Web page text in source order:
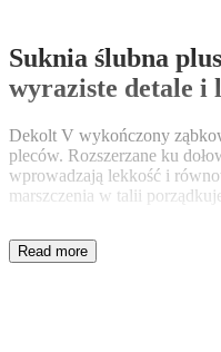
Suknia ślubna
wyraziste detale i
Dekolt V wykończony
pleców. Rozszerzane ku
wprowadzają lekkość i
marszczenia w talii
frędzlami wydłużają